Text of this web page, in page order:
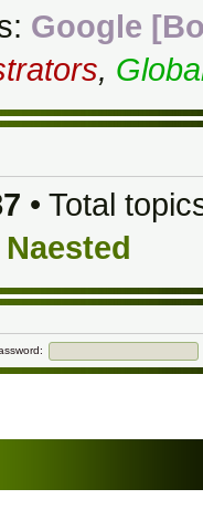
Google
,
• Total
Naested